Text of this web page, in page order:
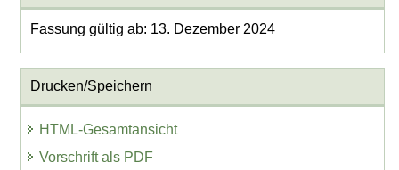
Fassung gültig ab: 13. Dezember 2024
Drucken/Speichern
HTML-Gesamtansicht
Vorschrift als PDF